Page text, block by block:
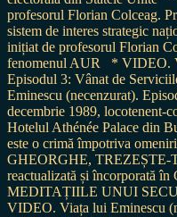
profesorul Florian Colceag.
sistem de interes strategic
inițiat de profesorul Florian
fenomenul AUR
* VIDEO.
Episodul 3: Vânat de
Eminescu (necenzurat).
decembrie 1989,
Hotelul Athénée Palace din
este o crimă împotriva
GHEORGHE, TREZEȘTE-
reactualizată și încorporată
MEDITAȚIILE UNUI
VIDEO. Viața lui Eminescu